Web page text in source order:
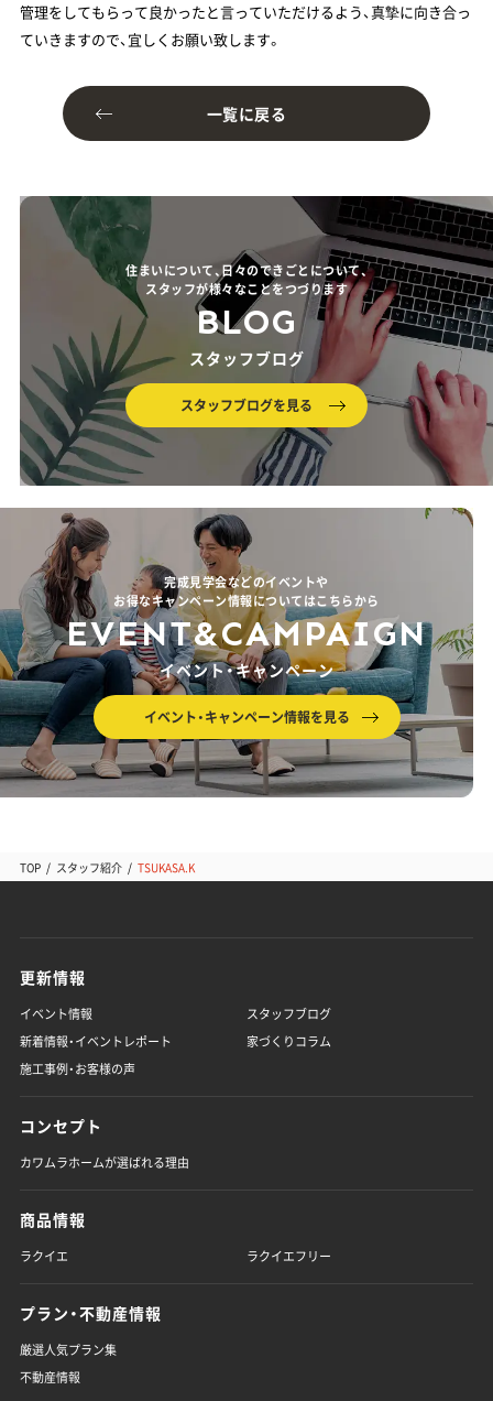
TOP スタッフ紹介 TSUKASA.K
管理をしてもらって良かったと言っていただけるよう、真摯に向き合っ
ていきますので、宜しくお願い致します。
一覧に戻る
住まいについて、日々のできごとについて、
スタッフが様々なことをつづります
BLOG
スタッフブログ
スタッフブログを見る
完成見学会などのイベントや
お得なキャンペーン情報についてはこちらから
EVENT&CAMPAIGN
イベント・キャンペーン
イベント・キャンペーン情報を見る
更新情報
イベント情報
新着情報・イベントレポート
施工事例・お客様の声
スタッフブログ
家づくりコラム
コンセプト
カワムラホームが選ばれる理由
商品情報
ラクイエ ラクイエフリー
プラン・不動産情報
厳選人気プラン集
不動産情報